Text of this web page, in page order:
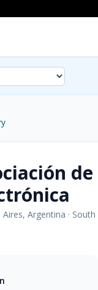
Aires, Argentina · South